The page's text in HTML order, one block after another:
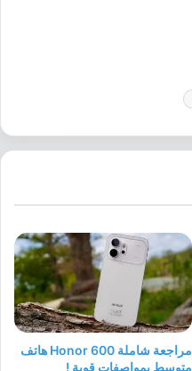
مراجعة شاملة Honor 600 هاتف
متوسط بمواصفات قوية !